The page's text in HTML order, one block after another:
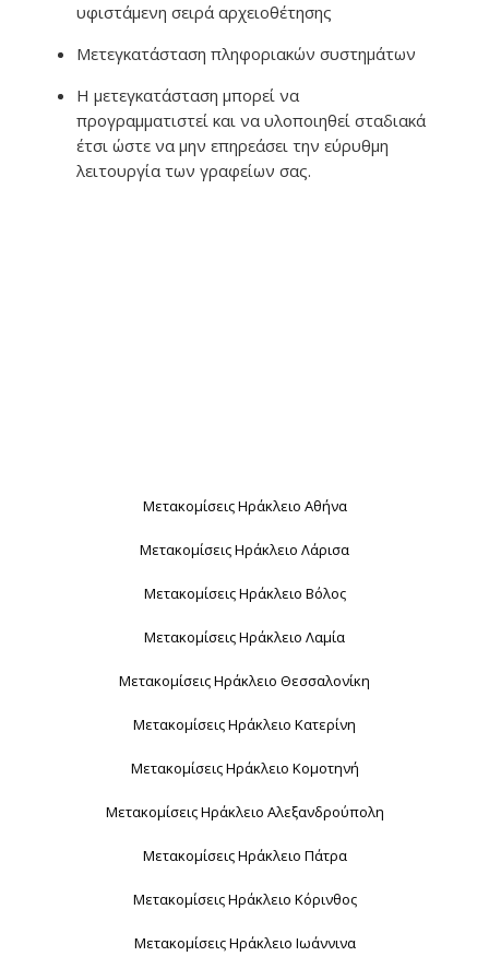
υφιστάμενη σειρά αρχειοθέτησης
Μετεγκατάσταση πληφοριακών συστημάτων
Η μετεγκατάσταση μπορεί να
προγραμματιστεί και να υλοποιηθεί σταδιακά
έτσι ώστε να μην επηρεάσει την εύρυθμη
λειτουργία των γραφείων σας.
Μετακομίσεις Ηράκλειο Αθήνα
Μετακομίσεις Ηράκλειο Λάρισα
Μετακομίσεις Ηράκλειο Βόλος
Μετακομίσεις Ηράκλειο Λαμία
Μετακομίσεις Ηράκλειο Θεσσαλονίκη
Μετακομίσεις Ηράκλειο Κατερίνη
Μετακομίσεις Ηράκλειο Κομοτηνή
Μετακομίσεις Ηράκλειο Αλεξανδρούπολη
Μετακομίσεις Ηράκλειο Πάτρα
Μετακομίσεις Ηράκλειο Κόρινθος
Μετακομίσεις Ηράκλειο Ιωάννινα